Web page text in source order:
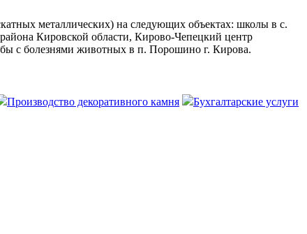
металлических) на следующих объектах: школы в с.
Кировской области, Кирово-Чепецкий центр
с болезнями животных в п. Порошино г. Кирова.
Производство декоративного камня Бухгалтарские услуги